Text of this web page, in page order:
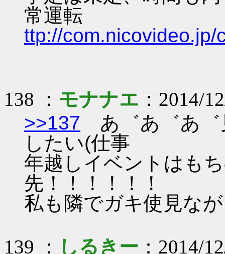
常運転
ttp://com.nicovideo.jp/
138 ： モナナエ ：2014/
>>137 あ゛あ゛あ゛
したい(仕事
年越しイベントはも
先！！！！！！
私も隣でガキ使見な
139 ： しるきー ：2014/